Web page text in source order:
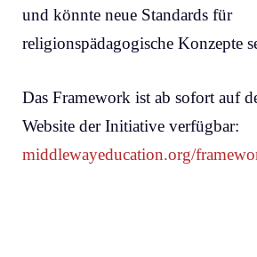
und könnte neue Standards für
religionspädagogische Konzepte
Das Framework ist ab sofort auf
Website der Initiative verfügbar:
middlewayeducation.org/